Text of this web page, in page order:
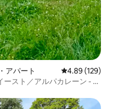
アパート レビュー129
4.89 (129)
スト／アルパカレーン - ア